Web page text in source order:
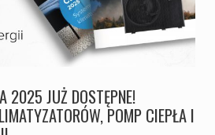
2025 JUŻ DOSTĘPNE!
POMP CIEPŁA I